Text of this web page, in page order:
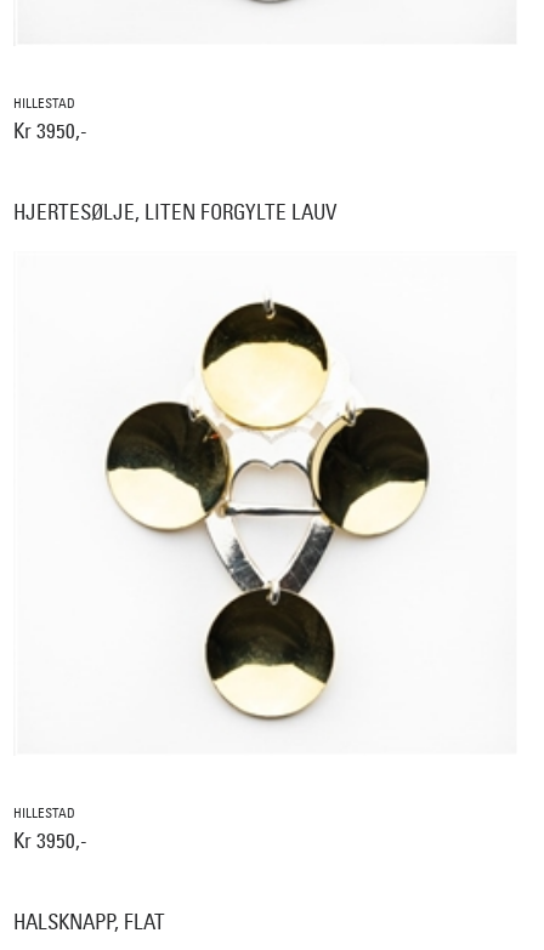
HILLESTAD
Kr 3950,-
HJERTESØLJE, LITEN FORGYLTE LAUV
HILLESTAD
Kr 3950,-
HALSKNAPP, FLAT